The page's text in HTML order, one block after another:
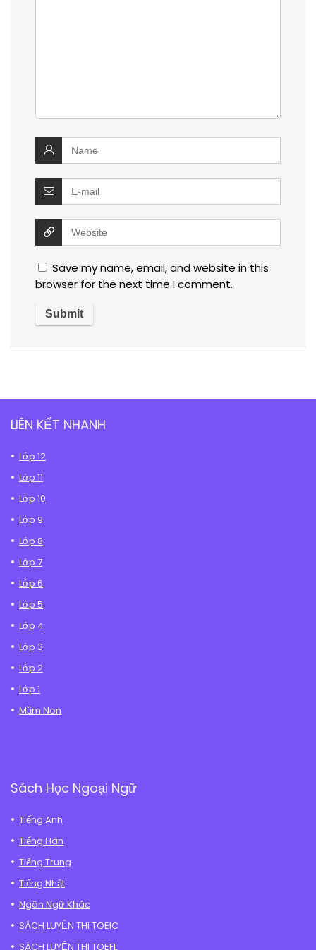
Save my name, email, and website in this
browser for the next time I comment.
LIÊN KẾT NHANH
Lớp 12
Lớp 11
Lớp 10
Lớp 9
Lớp 8
Lớp 7
Lớp 6
Lớp 5
Lớp 4
Lớp 3
Lớp 2
Lớp 1
Mầm Non
Sách Học Ngoại Ngữ
Tiếng Anh
Tiếng Hàn
Tiếng Trung
Tiếng Nhật
Ngôn Ngữ Khác
SÁCH LUYỆN THI TOEIC
SÁCH LUYỆN THI TOEFL